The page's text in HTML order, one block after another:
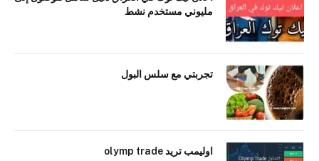
مليوني مستخدم نشط
تجربتي مع سلس البول
اوليمب تريد olymp trade